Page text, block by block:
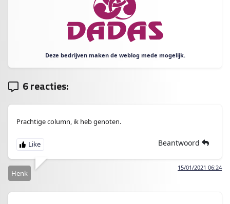
Deze bedrijven maken de weblog mede mogelijk.
6 reacties:
Prachtige column, ik heb genoten.
Beantwoord
15/01/2021 06:24
Henk